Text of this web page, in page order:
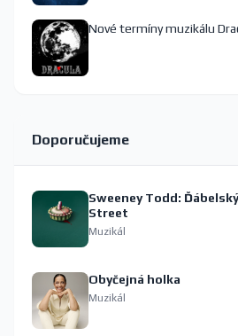
Nové termíny muzikálu
Doporučujeme
Sweeney Todd:
Street
Muzikál
Obyčejná holka
Muzikál